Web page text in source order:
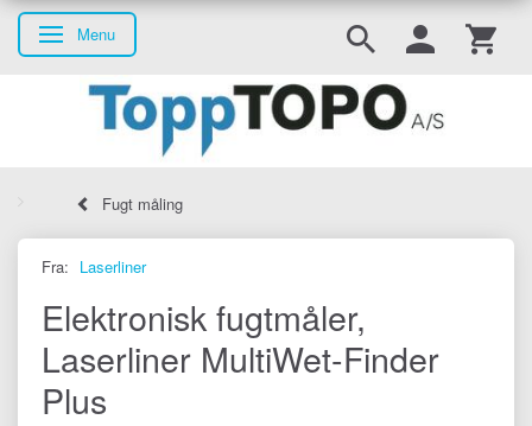
Skifte navigation
Menu
Fugt måling
Fra: Laserliner
Elektronisk fugtmåler,
Laserliner MultiWet-Finder
Plus